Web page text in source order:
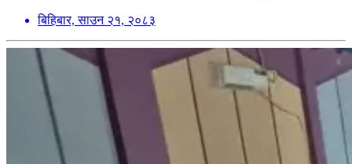
बिहिबार, साउन २१, २०८३